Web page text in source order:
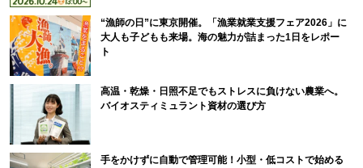
“漁師の日”に東京開催。「漁業就業支援フェア2026」に
大人も子どもも来場。海の魅力が詰まった1日をレポー
ト
高温・乾燥・日照不足でもストレスに負けない農業へ。
バイオスティミュラント資材の選び方
手をかけずに自動で管理可能！小型・低コストで始める